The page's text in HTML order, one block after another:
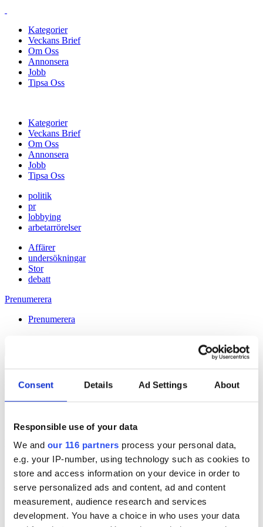
Consent Details Ad Settings About
Responsible use of your data
We and our 116 partners process your personal data,
e.g. your IP-number, using technology such as cookies to
store and access information on your device in order to
serve personalized ads and content, ad and content
measurement, audience research and services
development. You have a choice in who uses your data
Kategorier
Veckans Brief
Om Oss
Annonsera
Jobb
Tipsa Oss
Kategorier
Veckans Brief
Om Oss
Annonsera
Jobb
Tipsa Oss
politik
pr
lobbying
arbetarrörelser
Affärer
undersökningar
Stor
debatt
Prenumerera
Prenumerera
29 Apr 2015
affärerna går bra
Håll dig uppdaterad med
Veckans Brief!
Få exklusiv tillgång till Veckans Brief, den essentiella läsningen för
alla som driver opinionsbildning och samhällsförändring, genom en
prenumeration på Dagens Opinion.
Grundprenumeration